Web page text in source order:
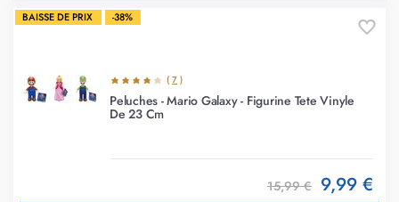
BAISSE DE PRIX -38%
( 7 )
Peluches - Mario Galaxy - Figurine Tete Vinyle
De 23 Cm
9,99 €
15,99 €